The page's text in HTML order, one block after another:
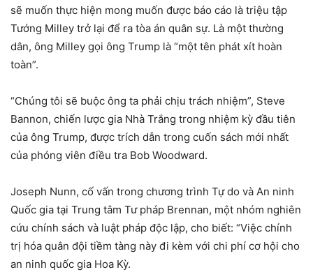
sẽ muốn thực hiện mong muốn được báo cáo là triệu tập
Tướng Milley trở lại để ra tòa án quân sự. Là một thường
dân, ông Milley gọi ông Trump là “một tên phát xít hoàn
toàn”.
“Chúng tôi sẽ buộc ông ta phải chịu trách nhiệm”, Steve
Bannon, chiến lược gia Nhà Trắng trong nhiệm kỳ đầu tiên
của ông Trump, được trích dẫn trong cuốn sách mới nhất
của phóng viên điều tra Bob Woodward.
Joseph Nunn, cố vấn trong chương trình Tự do và An ninh
Quốc gia tại Trung tâm Tư pháp Brennan, một nhóm nghiên
cứu chính sách và luật pháp độc lập, cho biết: “Việc chính
trị hóa quân đội tiềm tàng này đi kèm với chi phí cơ hội cho
an ninh quốc gia Hoa Kỳ.